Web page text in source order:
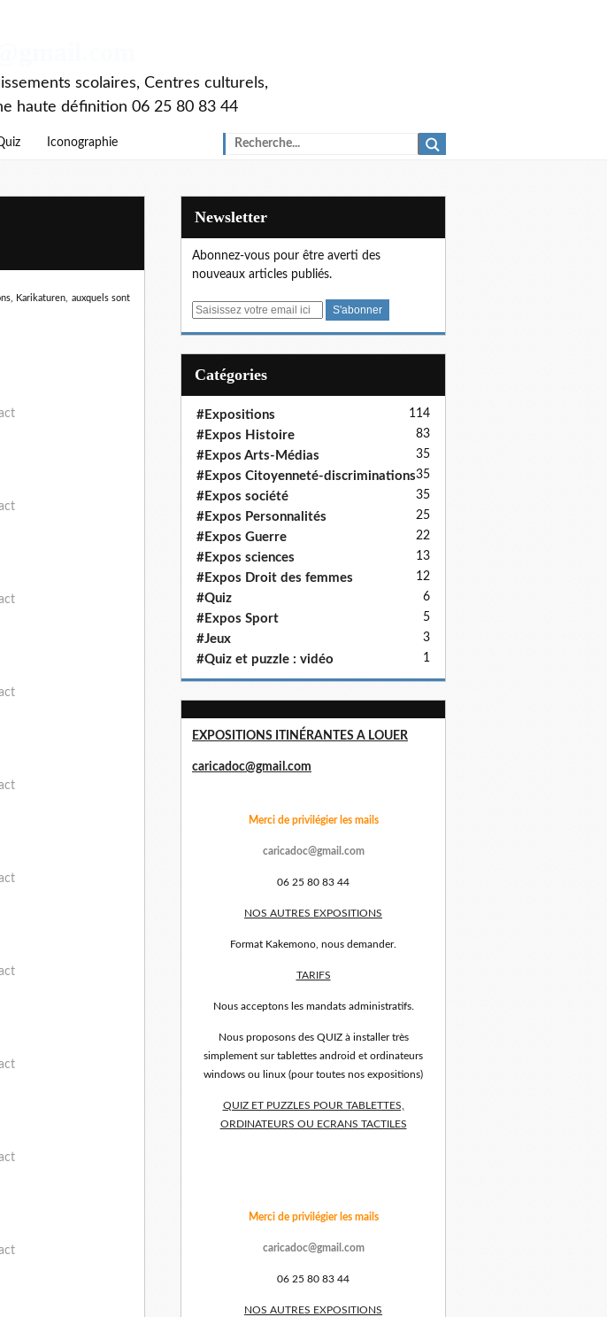
scolaires, Centres culturels,
haute définition 06 25 80 83 44
Iconographie
Karikaturen, auxquels sont
Newsletter
Abonnez-vous pour être averti des
nouveaux articles publiés.
E
Catégories
#Expositions 114
#Expos Histoire 83
#Expos Arts-Médias 35
#Expos Citoyenneté-discriminations35
#Expos société 35
#Expos Personnalités 25
#Expos Guerre 22
#Expos sciences 13
#Expos Droit des femmes 12
#Quiz 6
#Expos Sport 5
#Jeux 3
#Quiz et puzzle : vidéo 1
EXPOSITIONS ITINÉRANTES A LOUER
caricadoc@gmail.com
Merci de privilégier les mails
caricadoc@gmail.com
06 25 80 83 44
NOS AUTRES EXPOSITIONS
Format Kakemono, nous demander.
TARIFS
Nous acceptons les mandats administratifs.
Nous proposons des QUIZ à installer très
simplement sur tablettes android et ordinateurs
windows ou linux (pour toutes nos expositions)
QUIZ ET PUZZLES POUR TABLETTES,
ORDINATEURS OU ECRANS TACTILES
Merci de privilégier les mails
caricadoc@gmail.com
06 25 80 83 44
NOS AUTRES EXPOSITIONS